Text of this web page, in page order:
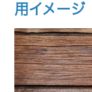
用イメージ